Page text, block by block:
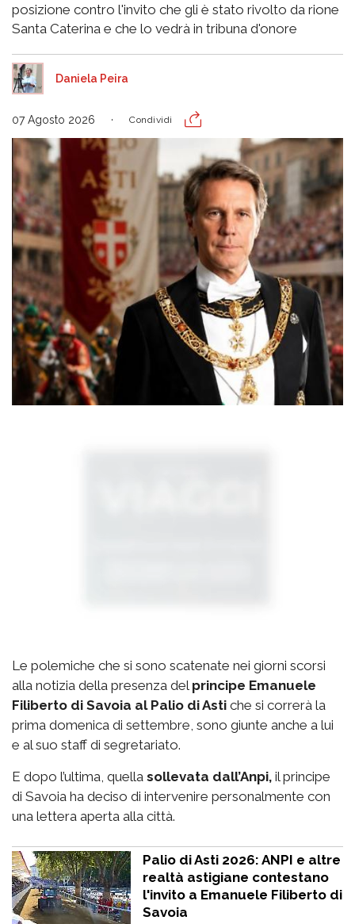
posizione contro l'invito che gli è stato rivolto da rione
Santa Caterina e che lo vedrà in tribuna d'onore
Daniela Peira
07 Agosto 2026 Condividi
Le polemiche che si sono scatenate nei giorni scorsi
alla notizia della presenza del principe Emanuele
Filiberto di Savoia al Palio di Asti che si correrà la
prima domenica di settembre, sono giunte anche a lui
e al suo staff di segretariato.
E dopo l’ultima, quella sollevata dall’Anpi, il principe
di Savoia ha deciso di intervenire personalmente con
una lettera aperta alla città.
Palio di Asti 2026: ANPI e altre
realtà astigiane contestano
l'invito a Emanuele Filiberto di
Savoia